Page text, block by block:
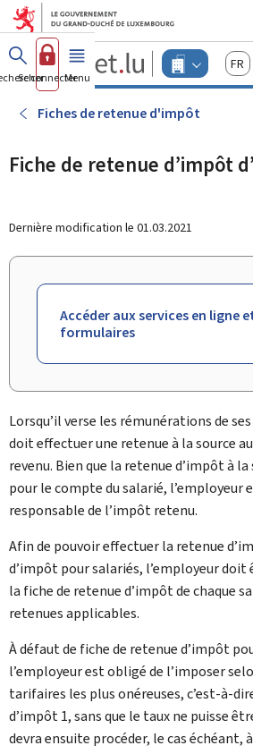
Aller au menu
Aller au contenu
Guichet.lu
Changer
d'espace
-
Menu
actif
Se connecterMenu principal
Fiches de retenue d'impôt
Fiche de retenue d’impôt
Dernière modification le 01.03.2021
Accéder aux services en ligne
formulaires
Lorsqu’il verse les rémunérations de
doit effectuer une retenue à la source
revenu. Bien que la retenue d’impôt à
pour le compte du salarié,
responsable de l’impôt retenu.
Afin de pouvoir effectuer la retenue
d’impôt pour salariés, l’employeur doit
la fiche de retenue d’impôt de chaque
retenues applicables.
À défaut de fiche de retenue d’impôt
l’employeur est obligé de l’imposer
tarifaires les plus onéreuses, c’est-à-
d’impôt 1, sans que le taux ne puisse
devra ensuite procéder, le cas échéant,